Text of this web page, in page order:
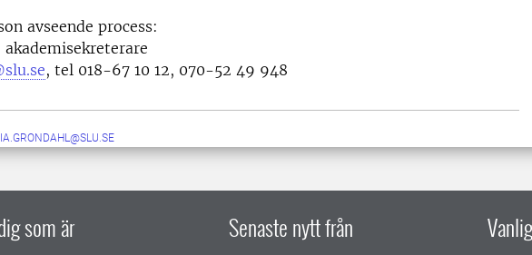
avseende process:
akademisekreterare
, tel 018-67 10 12, 070-52 49 948
som är Senaste nytt från